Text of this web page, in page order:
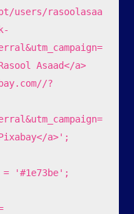
users/rasoolasaa
Asaad</a>
?
a>';